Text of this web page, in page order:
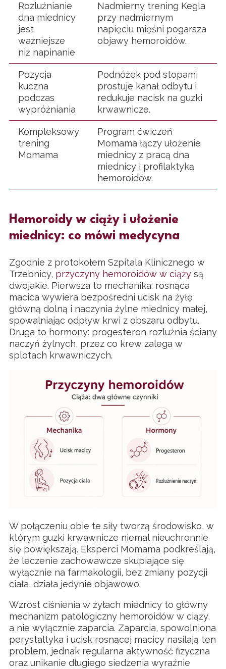
Rozluźnianie
dna miednicy
jest
ważniejsze
niż napinanie
Nadmierny trening Kegla
przy nadmiernym
napięciu mięśni pogarsza
objawy hemoroidów.
Pozycja
kuczna
podczas
wypróżniania
Podnóżek pod stopami
prostuje kanał odbytu i
redukuje nacisk na guzki
krwawnicze.
Kompleksowy
trening
Momama
Program ćwiczeń
Momama łączy ułożenie
miednicy z pracą dna
miednicy i profilaktyką
hemoroidów.
Hemoroidy w ciąży i ułożenie
miednicy: co mówi medycyna
Zgodnie z protokołem Szpitala Klinicznego w
Trzebnicy, przyczyny hemoroidów w ciąży są
dwojakie. Pierwsza to mechanika: rosnąca
macica wywiera bezpośredni ucisk na żyłę
główną dolną i naczynia żylne miednicy małej,
spowalniając odpływ krwi z obszaru odbytu.
Druga to hormony: progesteron rozluźnia ściany
naczyń żylnych, przez co krew zalega w
splotach krwawniczych.
W połączeniu obie te siły tworzą środowisko, w
którym guzki krwawnicze niemal nieuchronnie
się powiększają. Eksperci Momama podkreślają,
że leczenie zachowawcze skupiające się
wyłącznie na farmakologii, bez zmiany pozycji
ciała, działa jedynie objawowo.
Wzrost ciśnienia w żyłach miednicy to główny
mechanizm patologiczny hemoroidów w ciąży,
a nie wyłącznie zaparcia. Zaparcia, spowolniona
perystaltyka i ucisk rosnącej macicy nasilają ten
problem, jednak regularna aktywność fizyczna
oraz unikanie długiego siedzenia wyraźnie